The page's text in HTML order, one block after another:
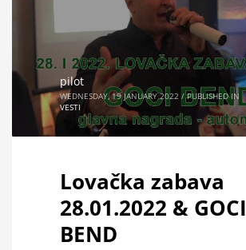
pilot
WEDNESDAY, 19 JANUARY 2022 / PUBLISHED IN
VESTI
Lovačka zabava
28.01.2022 & GOCI
BEND